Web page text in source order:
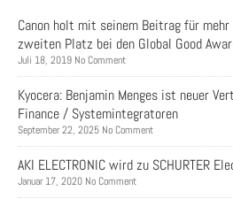
Canon holt mit seinem Beitrag für
zweiten Platz bei den Global Good
Juli 18, 2019 No Comment
Kyocera: Benjamin Menges ist neuer
Finance / Systemintegratoren
September 22, 2025 No Comment
AKI ELECTRONIC wird zu SCHURTER
Januar 17, 2020 No Comment